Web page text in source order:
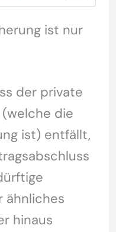
ist nur
der private
die
ist) entfällt,
ähnliches
hinaus